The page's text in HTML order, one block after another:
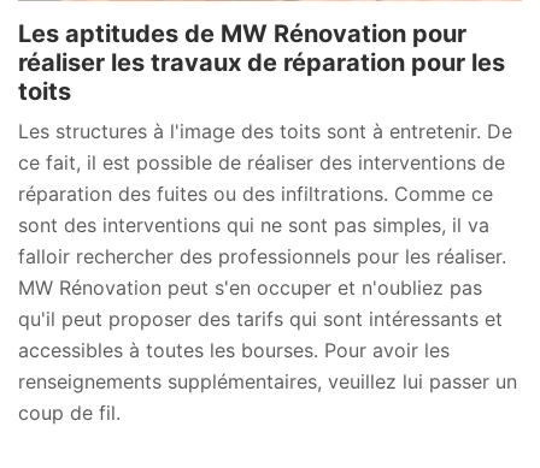
Les aptitudes de MW Rénovation pour
réaliser les travaux de réparation pour les
toits
Les structures à l'image des toits sont à entretenir. De
ce fait, il est possible de réaliser des interventions de
réparation des fuites ou des infiltrations. Comme ce
sont des interventions qui ne sont pas simples, il va
falloir rechercher des professionnels pour les réaliser.
MW Rénovation peut s'en occuper et n'oubliez pas
qu'il peut proposer des tarifs qui sont intéressants et
accessibles à toutes les bourses. Pour avoir les
renseignements supplémentaires, veuillez lui passer un
coup de fil.